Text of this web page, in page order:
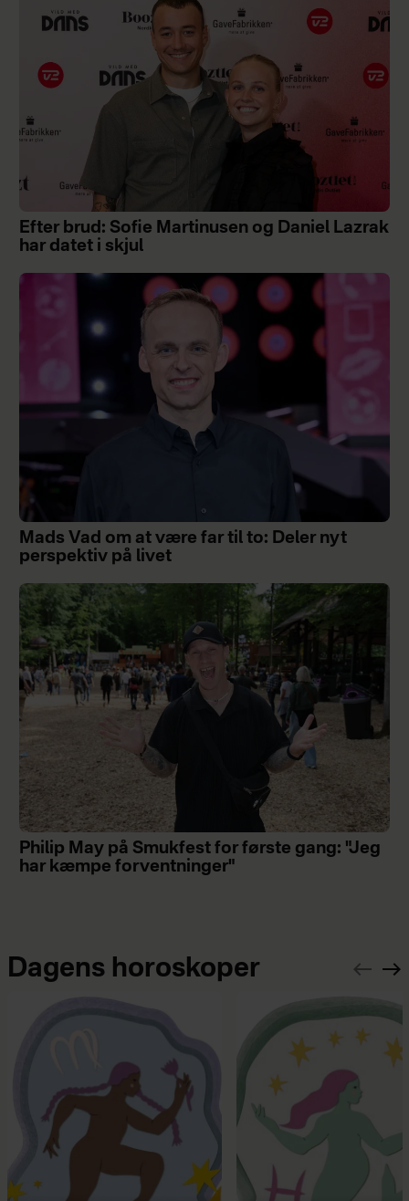
Efter brud: Sofie Martinusen og Daniel Lazrak
har datet i skjul
Mads Vad om at være far til to: Deler nyt
perspektiv på livet
Philip May på Smukfest for første gang: "Jeg
har kæmpe forventninger"
Dagens horoskoper